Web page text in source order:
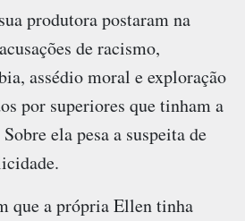
produtora postaram na
de racismo,
assédio moral e exploração
por superiores que tinham a
ela pesa a suspeita de
que a própria Ellen tinha